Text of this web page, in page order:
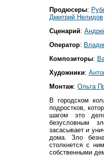
Продюсеры:
Дмитрий Нелидов
Сценарий:
Оператор:
Композиторы:
Художники:
Монтаж: Ольга
В городском
подростков,
шагом это
безусловным
засасывает и
дома. Зло
столкнется с
собственными